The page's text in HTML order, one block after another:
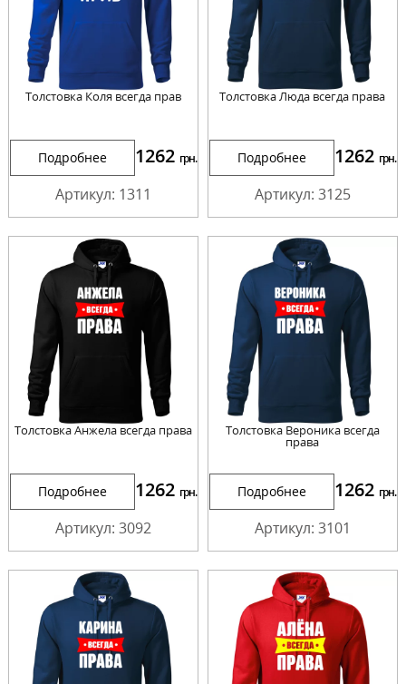
Толстовка Коля всегда прав
Подробнее 1262 грн.
Артикул: 1311
Толстовка Люда всегда права
Подробнее 1262 грн.
Артикул: 3125
Толстовка Анжела всегда права
Подробнее 1262 грн.
Артикул: 3092
Толстовка Вероника всегда
права
Подробнее 1262 грн.
Артикул: 3101